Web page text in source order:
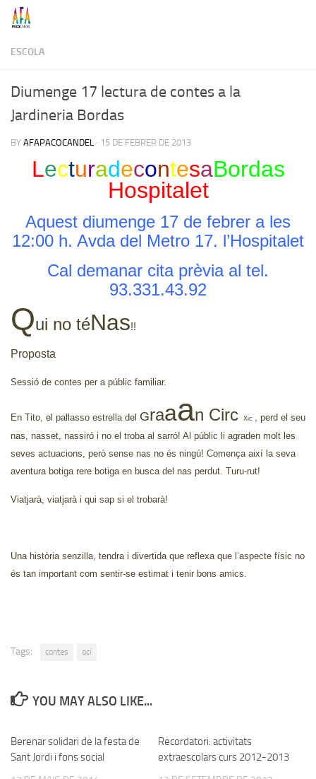
Skip to content
ESCOLA
Diumenge 17 lectura de contes a la
Jardineria Bordas
BY AFAPACOCANDEL · 15 DE FEBRER DE 2013
LecturadecontesaBordas
Hospitalet
Aquest diumenge 17 de febrer a les
12:00 h. Avda del Metro 17. l’Hospitalet
Cal demanar cita prèvia al tel.
93.331.43.92
Qui no téNas!!
Proposta
Sessió de contes per a públic familiar.
En Tito, el pallasso estrella del Graaan Circ Xic , perd el seu
nas, nasset, nassiró i no el troba al sarró! Al públic li agraden molt les
seves actuacions, però sense nas no és ningú! Comença així la seva
aventura botiga rere botiga en busca del nas perdut. Turu-rut!
Viatjarà, viatjarà i qui sap si el trobarà!
Una història senzilla, tendra i divertida que reflexa que l’aspecte físic no
és tan important com sentir-se estimat i tenir bons amics.
Tags: contes oci
YOU MAY ALSO LIKE...
Berenar solidari de la festa de
Sant Jordi i fons social
Recordatori: activitats
extraescolars curs 2012-2013